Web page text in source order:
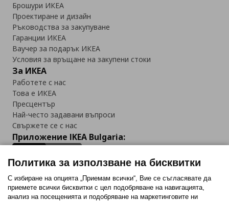
Брошури ИКЕА
Проектиране и дизайн
Ръководства за закупуване
Гаранции ИКЕА
Ваучер за подарък ИКЕА
Условия за връщане на закупени стоки
За ИКЕА
Работете с нас
Това е ИКЕА
Пресцентър
Най-често задавани въпроси
Свържете се с нас
Приложение IKEA Bulgaria:
Последвайте ни:
Политика за използване на бисквитки
С избиране на опцията „Приемам всички“, Вие се съгласявате да
приемете всички бисквитки с цел подобряване на навигацията,
анализ на посещенията и подобряване на маркетинговите ни